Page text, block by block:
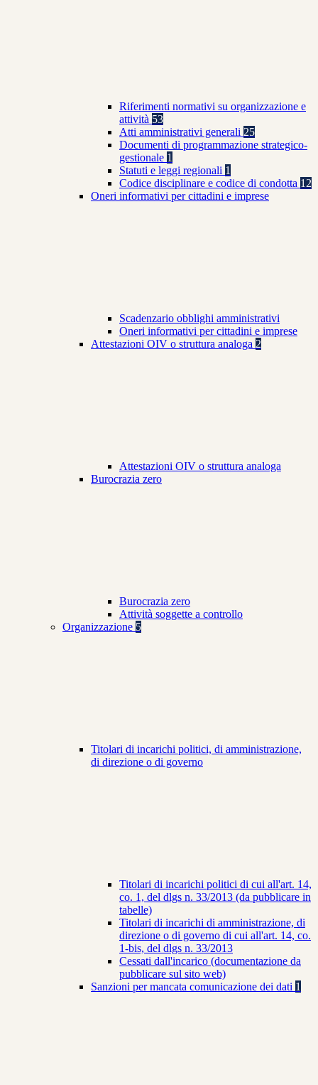
Riferimenti normativi su organizzazione e
attività 53
Atti amministrativi generali 25
Documenti di programmazione strategico-
gestionale 1
Statuti e leggi regionali 1
Codice disciplinare e codice di condotta 12
Oneri informativi per cittadini e imprese
Scadenzario obblighi amministrativi
Oneri informativi per cittadini e imprese
Attestazioni OIV o struttura analoga 2
Attestazioni OIV o struttura analoga
Burocrazia zero
Burocrazia zero
Attività soggette a controllo
Organizzazione 5
Titolari di incarichi politici, di amministrazione,
di direzione o di governo
Titolari di incarichi politici di cui all'art. 14,
co. 1, del dlgs n. 33/2013 (da pubblicare in
tabelle)
Titolari di incarichi di amministrazione, di
direzione o di governo di cui all'art. 14, co.
1-bis, del dlgs n. 33/2013
Cessati dall'incarico (documentazione da
pubblicare sul sito web)
Sanzioni per mancata comunicazione dei dati 1